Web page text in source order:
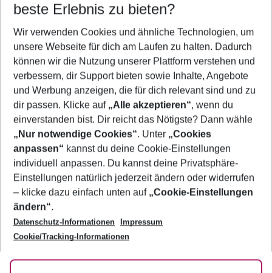
Urlaub Costa Dorada
Flug & Hotel Costa Dorada
Pauschalreisen Costa Dorada
Familienurlaub Costa Dorada
Last Minute Costa Dorada
Footer
Footer navigation
Über uns
AGB
Bestpreisgarantie
Cookie-Einstellungen ändern
Cookie-Richtlinie
Agenturbetreuung
Barrierefreies Reisen
Folge uns
beste Erlebnis zu bieten?
Wir verwenden Cookies und ähnliche Technologien, um
unsere Webseite für dich am Laufen zu halten. Dadurch
können wir die Nutzung unserer Plattform verstehen und
verbessern, dir Support bieten sowie Inhalte, Angebote
und Werbung anzeigen, die für dich relevant sind und zu
dir passen. Klicke auf „Alle akzeptieren“, wenn du
einverstanden bist. Dir reicht das Nötigste? Dann wähle
„Nur notwendige Cookies“. Unter „Cookies
anpassen“ kannst du deine Cookie-Einstellungen
individuell anpassen. Du kannst deine Privatsphäre-
Einstellungen natürlich jederzeit ändern oder widerrufen
– klicke dazu einfach unten auf „Cookie-Einstellungen
ändern“.
Datenschutz-Informationen
Impressum
Cookie/Tracking-Informationen